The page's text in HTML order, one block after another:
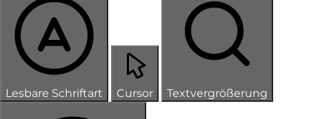
Lesbare Schriftart Cursor Textvergrößerung